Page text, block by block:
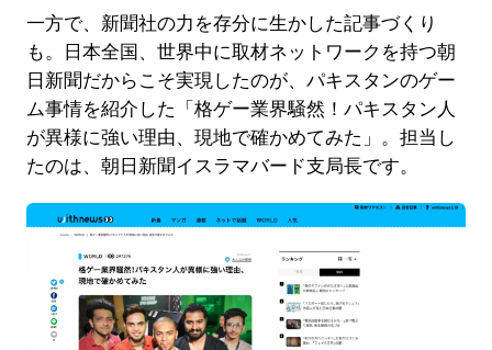
一方で、新聞社の力を存分に生かした記事づくり
も。日本全国、世界中に取材ネットワークを持つ朝
日新聞だからこそ実現したのが、パキスタンのゲー
ム事情を紹介した「格ゲー業界騒然！パキスタン人
が異様に強い理由、現地で確かめてみた」。担当し
たのは、朝日新聞イスラマバード支局長です。